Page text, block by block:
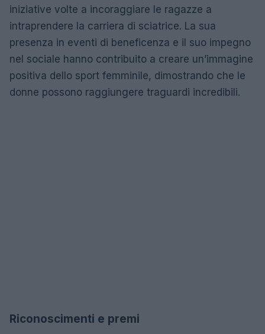
iniziative volte a incoraggiare le ragazze a
intraprendere la carriera di sciatrice. La sua
presenza in eventi di beneficenza e il suo impegno
nel sociale hanno contribuito a creare un’immagine
positiva dello sport femminile, dimostrando che le
donne possono raggiungere traguardi incredibili.
Riconoscimenti e premi